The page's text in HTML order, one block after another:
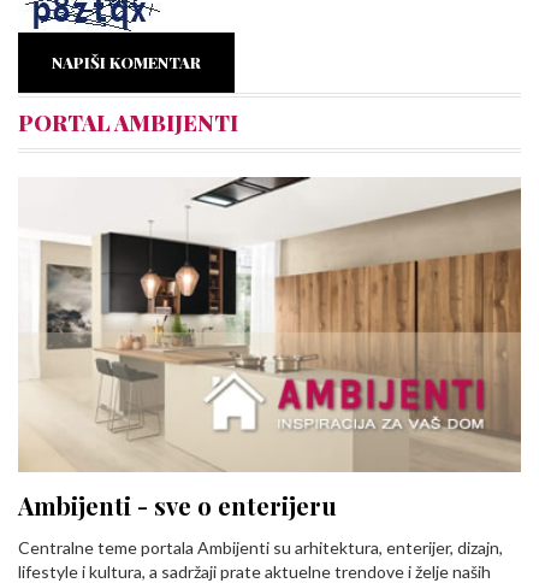
NAPIŠI KOMENTAR
PORTAL AMBIJENTI
Ambijenti - sve o enterijeru
Centralne teme portala Ambijenti su arhitektura, enterijer, dizajn,
lifestyle i kultura, a sadržaji prate aktuelne trendove i želje naših